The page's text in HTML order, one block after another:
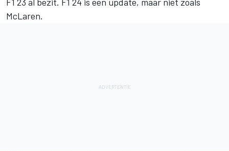
F1 23 al bezit. F1 24 is een update, maar niet zoals
McLaren.